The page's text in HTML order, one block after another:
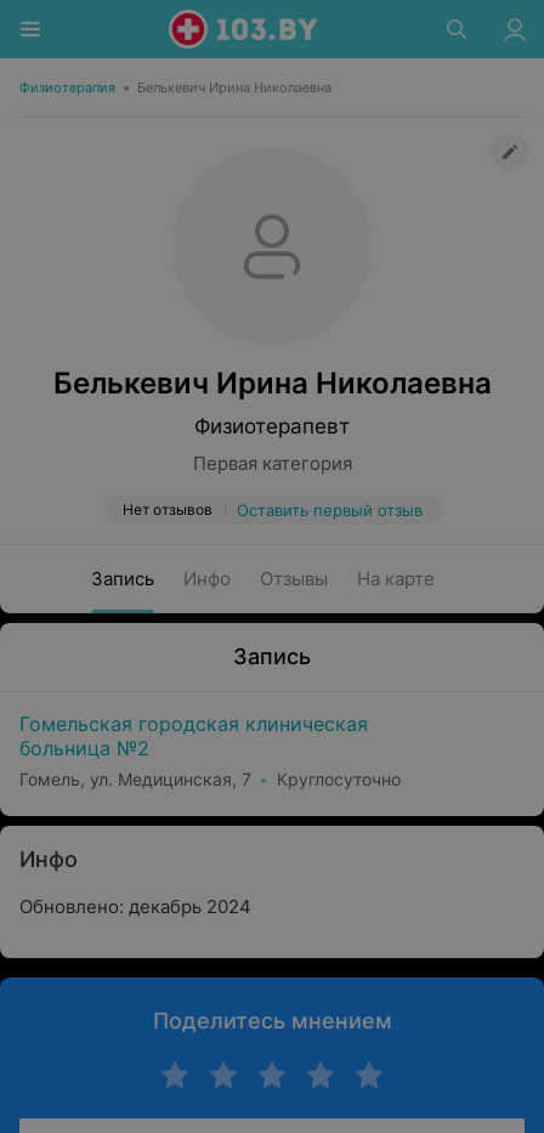
Физиотерапия • Белькевич Ирина Николаевна
Белькевич Ирина Николаевна
Физиотерапевт
Первая категория
Нет отзывов Оставить первый отзыв
Запись Инфо Отзывы На карте
Запись
Гомельская городская клиническая
больница №2
Гомель, ул. Медицинская, 7 Круглосуточно
Инфо
Обновлено: декабрь 2024
Поделитесь мнением